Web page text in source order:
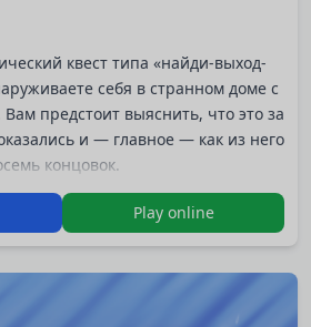
квест типа «найди-выход-
себя в странном доме с
предстоит выяснить, что это за
и — главное — как из него
концовок.
конкурса КРИЛ 2011, но из-за
только седьмое место. Спустя
выложить ее сюда.
но это намеренный ход. На
тем и хороши, что погруж…
Play online